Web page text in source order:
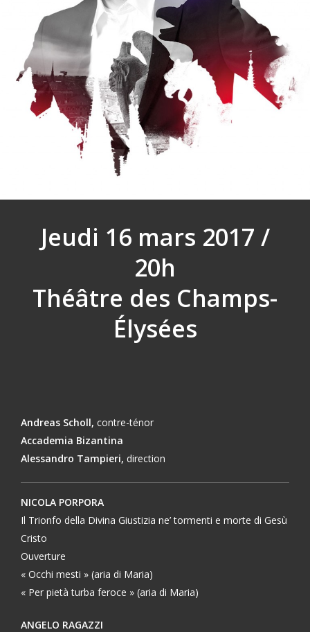
Jeudi 16 mars 2017 /
20h
Théâtre des Champs-
Élysées
Andreas Scholl, contre-ténor
Accademia Bizantina
Alessandro Tampieri, direction
NICOLA PORPORA
Il Trionfo della Divina Giustizia ne’ tormenti e morte di Gesù
Cristo
Ouverture
« Occhi mesti » (aria di Maria)
« Per pietà turba feroce » (aria di Maria)
ANGELO RAGAZZI